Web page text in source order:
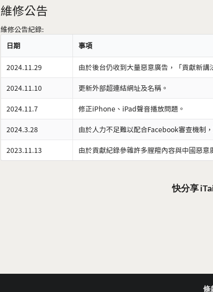
維修公告
維修公告紀錄:
日期
事項
2024.11.29 由於後台仍收到大量惡意廣告，「貢獻新講
2024.11.10 更新外部超連結網址及名稱。
2024.11.7 修正iPhone、iPad聲音播放問題。
2024.3.28 由於人力不足難以配合Facebook審查機制
2023.11.13 由於貢獻紀錄參雜許多腥羶內容與中國惡
快分享
條